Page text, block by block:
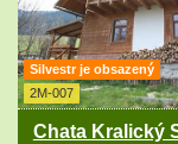
Silvestr je obsazený
2M-007
Chata Kralický